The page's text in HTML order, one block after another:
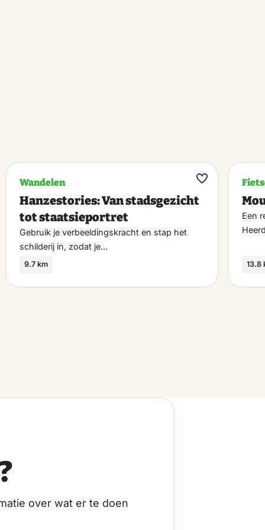
Wandelen
Hanzestories: Van stadsgezicht
tot staatsieportret
Gebruik je verbeeldingskracht en stap het
schilderij in, zodat je…
9.7 km
Maak
Een
13.8
over wat er te doen